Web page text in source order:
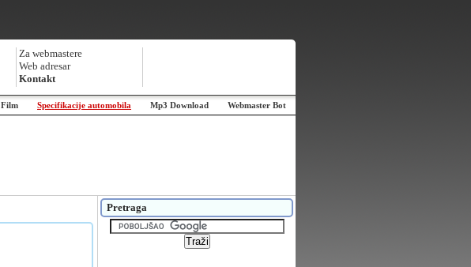
Za webmastere
Web adresar
Kontakt
Film Specifikacije automobila Mp3 Download Webmaster Bot
Pretraga